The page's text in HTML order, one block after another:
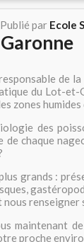
Publié par Ecole
de
du Lot-et-
zones humides
des
chaque
grands :
renseigner
maintenant
proche